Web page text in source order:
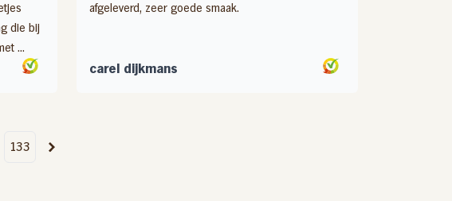
die bij
...
afgeleverd, zeer goede smaak.
carel dijkmans
133